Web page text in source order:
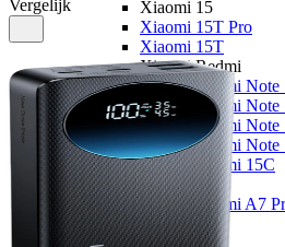
Xiaomi 15
Xiaomi 15T Pro
Xiaomi 15T
Xiaomi Redmi
Xiaomi Redmi Note
Xiaomi Redmi Note
Xiaomi Redmi Note
Xiaomi Redmi Note
Xiaomi Redmi 15C
Overige
Xiaomi Redmi A7
Nothing
Nothing
Vergelijk